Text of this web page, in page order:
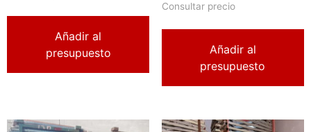
Añadir al
presupuesto
Consultar precio
Añadir al
presupuesto